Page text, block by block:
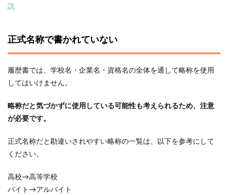
説
正式名称で書かれていない
履歴書では、学校名・企業名・資格名の全体を通して略称を使用
してはいけません。
略称だと気づかずに使用している可能性も考えられるため、注意
が必要です。
正式名称だと勘違いされやすい略称の一覧は、以下を参考にして
ください。
高校→高等学校
バイト→アルバイト